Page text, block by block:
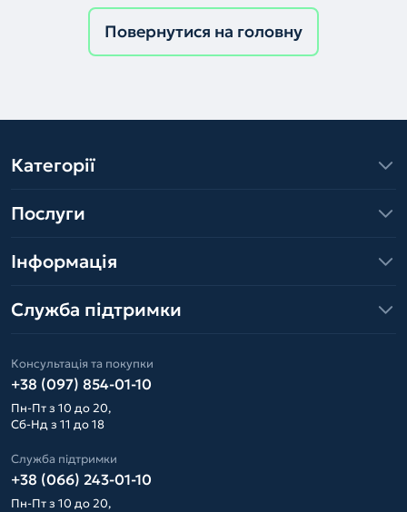
Повернутися на головну
Категорії
Послуги
Інформація
Служба підтримки
Консультація та покупки
+38 (097) 854-01-10
Пн-Пт з 10 до 20,
Сб-Нд з 11 до 18
Служба підтримки
+38 (066) 243-01-10
Пн-Пт з 10 до 20,